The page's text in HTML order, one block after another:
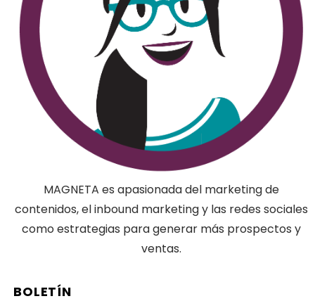
MAGNETA es apasionada del marketing de
contenidos, el inbound marketing y las redes sociales
como estrategias para generar más prospectos y
ventas.
BOLETÍN